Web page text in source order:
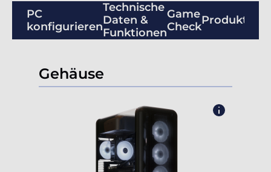
PC
konfigurieren
Technische
Daten &
Funktionen
Game
Check
Gehäuse